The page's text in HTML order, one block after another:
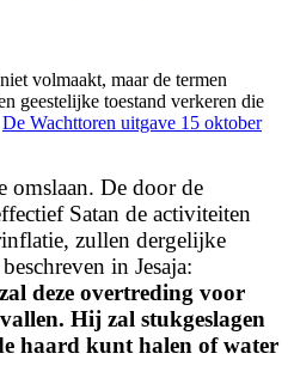
volmaakt, maar de termen
geestelijke toestand verkeren die
De Wachttoren uitgave 15 oktober
omslaan. De door de
Satan de activiteiten
zullen dergelijke
in Jesaja:
zal deze overtreding voor
Hij zal stukgeslagen
haard kunt halen of water